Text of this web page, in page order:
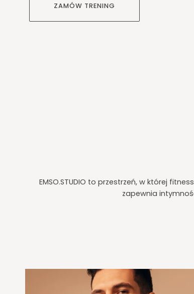
ZAMÓW TRENING
EMSO.STUDIO to przestrzeń, w której
zapewnia